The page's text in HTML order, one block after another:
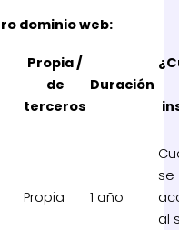
dominio web:
Propia /
de
terceros
Duración
Propia 1 año
se
al